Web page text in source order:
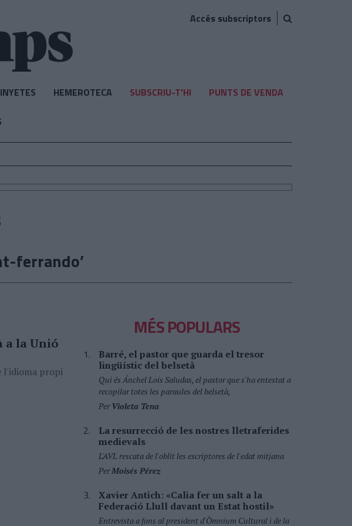
Accés subscriptors
HEMEROTECA SUBSCRIU-T'HI PUNTS DE VENDA
ferrando’
a la Unió
l'idioma propi
MÉS POPULARS
Barré, el pastor que guarda el tresor
lingüístic del belsetà
Qui és Ánchel Lois Saludas, el pastor que s'ha entestat a
recopilar totes les paraules del belsetà,
PerVioleta Tena
La resurrecció de les nostres lletraferides
medievals
L'AVL rescata de l'oblit les escriptores de l'edat mitjana
PerMoisés Pérez
Xavier Antich: «Calia fer un salt a la
Federació Llull davant un Estat hostil»
Entrevista a fons al president d'Òmnium Cultural i de la